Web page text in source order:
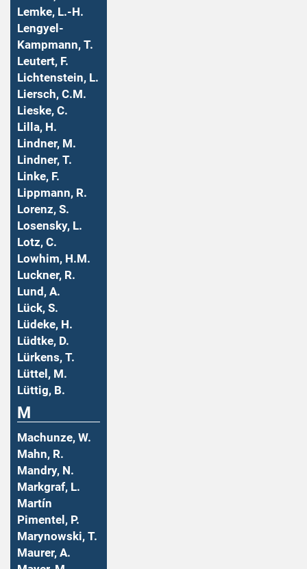
Lemke, L.-H.
Lengyel-
Kampmann, T.
Leutert, F.
Lichtenstein, L.
Liersch, C.M.
Lieske, C.
Lilla, H.
Lindner, M.
Lindner, T.
Linke, F.
Lippmann, R.
Lorenz, S.
Losensky, L.
Lotz, C.
Lowhim, H.M.
Luckner, R.
Lund, A.
Lück, S.
Lüdeke, H.
Lüdtke, D.
Lürkens, T.
Lüttel, M.
Lüttig, B.
M
Machunze, W.
Mahn, R.
Mandry, N.
Markgraf, L.
Martín
Pimentel, P.
Marynowski, T.
Maurer, A.